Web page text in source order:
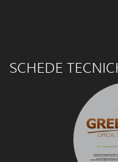
SCHEDE